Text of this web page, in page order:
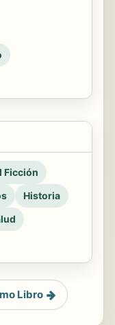
Ficción
Historia
Libro